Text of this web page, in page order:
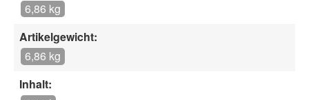
6,86 kg
Artikelgewicht:
6,86 kg
Inhalt: